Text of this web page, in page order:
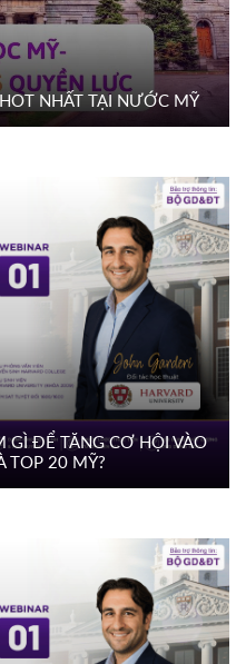
NHẤT TẠI NƯỚC MỸ
GÌ ĐỂ TĂNG CƠ HỘI VÀO
TOP 20 MỸ?